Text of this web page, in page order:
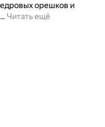
орешков и
… Читать ещё